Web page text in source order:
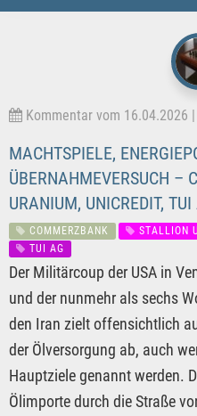
Kommentar vom 16.04.2026
MACHTSPIELE,
ÜBERNAHMEVERSUCH –
URANIUM, UNICREDIT, TUI
COMMERZBANK STALLION
TUI AG
Der Militärcoup der USA in
und der nunmehr als sechs
den Iran zielt offensichtlich
der Ölversorgung ab, auch
Hauptziele genannt werden.
Ölimporte durch die Straße